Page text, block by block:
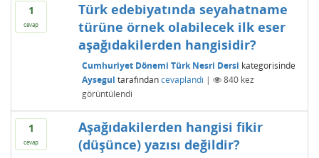
1
cevap
Türk edebiyatında seyahatname
türüne örnek olabilecek ilk eser
aşağıdakilerden hangisidir?
Cumhuriyet Dönemi Türk Nesri Dersi kategorisinde
Aysegul tarafından cevaplandı | 840kez
görüntülendi
1
cevap
Aşağıdakilerden hangisi fikir
(düşünce) yazısı değildir?